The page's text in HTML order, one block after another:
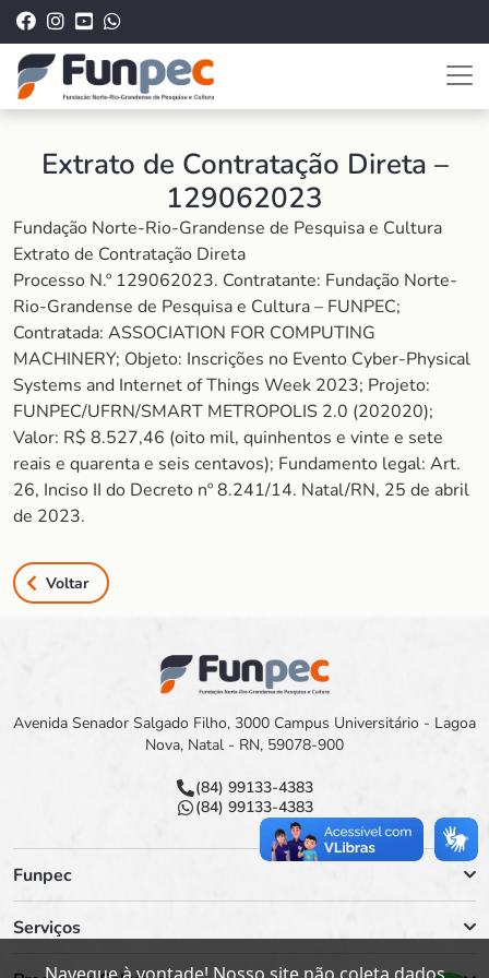
Extrato de Contratação Direta –
129062023
Fundação Norte-Rio-Grandense de Pesquisa e Cultura
Extrato de Contratação Direta
Processo N.º 129062023. Contratante: Fundação Norte-
Rio-Grandense de Pesquisa e Cultura – FUNPEC;
Contratada: ASSOCIATION FOR COMPUTING
MACHINERY; Objeto: Inscrições no Evento Cyber-Physical
Systems and Internet of Things Week 2023; Projeto:
FUNPEC/UFRN/SMART METROPOLIS 2.0 (202020);
Valor: R$ 8.527,46 (oito mil, quinhentos e vinte e sete
reais e quarenta e seis centavos); Fundamento legal: Art.
26, Inciso II do Decreto nº 8.241/14. Natal/RN, 25 de abril
de 2023.
Voltar
Avenida Senador Salgado Filho, 3000 Campus Universitário - Lagoa
Nova, Natal - RN, 59078-900
(84) 99133-4383
(84) 99133-4383
Funpec
Serviços